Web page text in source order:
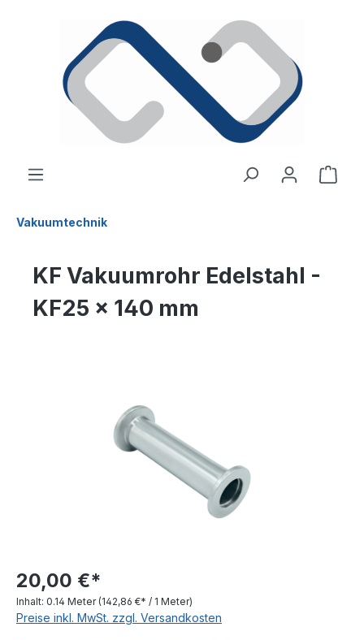
Vakuumtechnik
KF Vakuumrohr Edelstahl -
KF25 x 140 mm
20,00 €*
Inhalt: 0.14 Meter (142,86 €* / 1 Meter)
Preise inkl. MwSt. zzgl. Versandkosten